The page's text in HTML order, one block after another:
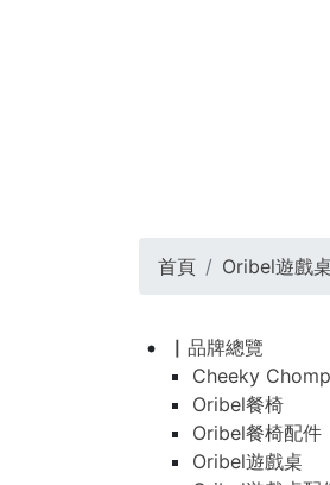
首頁 Oribel遊戲
▏品牌總覽
Cheeky
Oribel餐椅
Oribel餐椅配件
Oribel遊戲桌